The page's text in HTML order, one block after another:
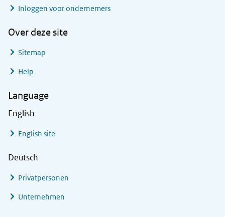
Inloggen voor ondernemers
Over deze site
Sitemap
Help
Language
English
English site
Deutsch
Privatpersonen
Unternehmen